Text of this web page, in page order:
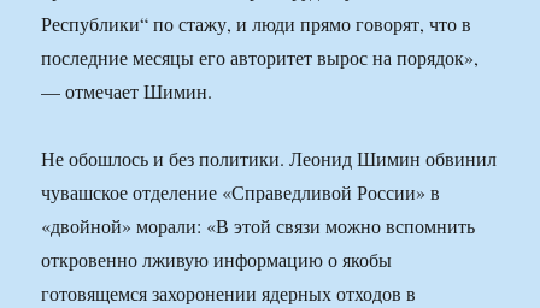
Республики“ по стажу, и люди прямо говорят, что в
последние месяцы его авторитет вырос на порядок»,
— отмечает Шимин.
Не обошлось и без политики. Леонид Шимин обвинил
чувашское отделение «Справедливой России» в
«двойной» морали: «В этой связи можно вспомнить
откровенно лживую информацию о якобы
готовящемся захоронении ядерных отходов в